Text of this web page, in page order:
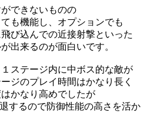
できないものの
も機能し、オプションでも
び込んでの近接射撃といった
出来るのが面白いです。
ステージ内に中ボス的な敵が
ジのプレイ時間はかなり長く
かなり高めでしたが
するので防御性能の高さを活か